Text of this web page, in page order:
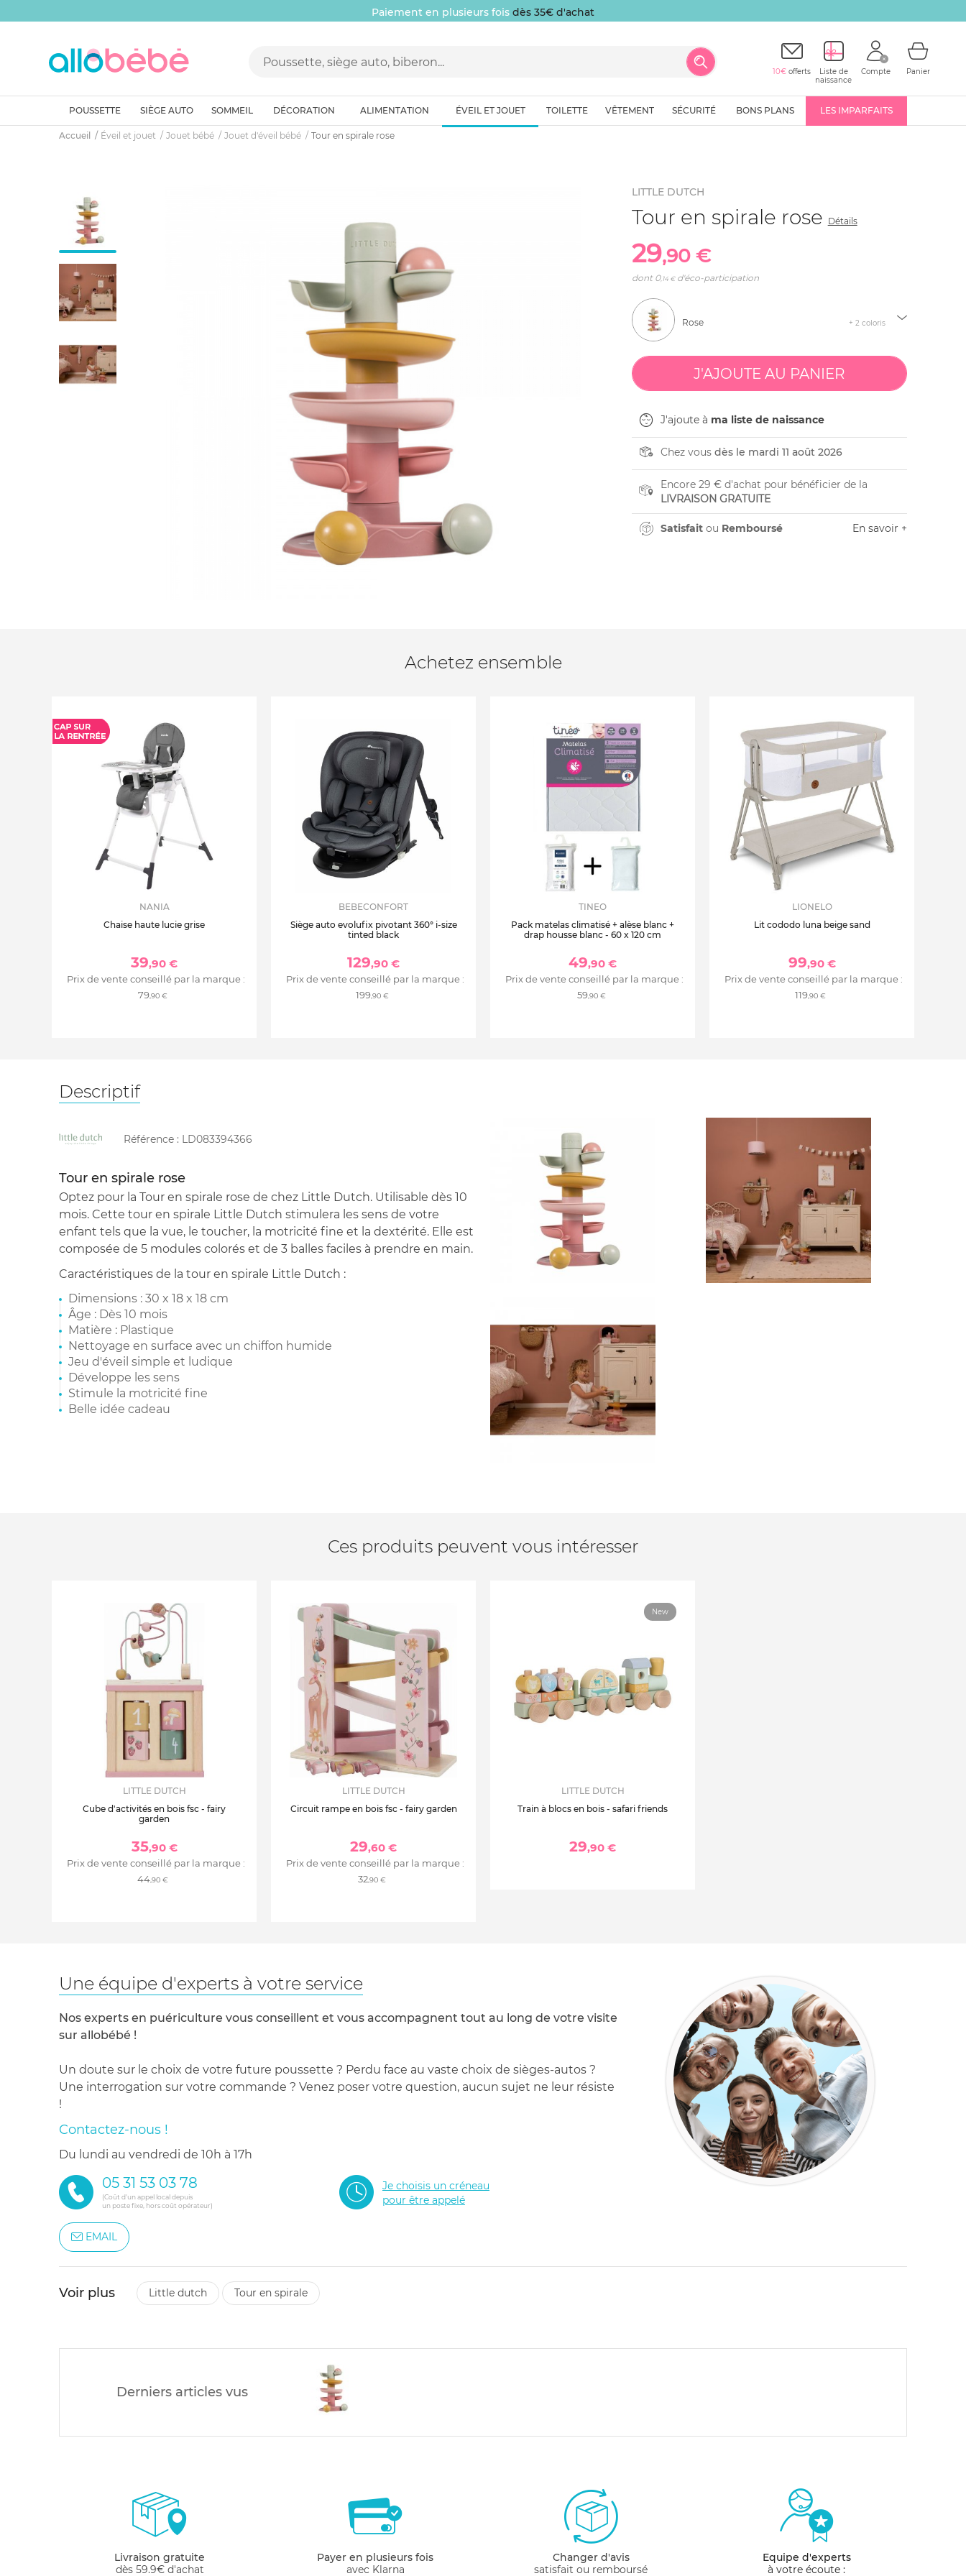
Paiement en plusieurs fois dès 35€ d'achat
10€ offerts
Liste de
naissance
Compte Panier
POUSSETTE SIÈGE AUTO SOMMEIL DÉCORATION ALIMENTATION ÉVEIL ET JOUET TOILETTE VÊTEMENT SÉCURITÉ BONS PLANS LES IMPARFAITS
Accueil Éveil et jouet Jouet bébé Jouet d'éveil bébé Tour en spirale rose
LITTLE DUTCH
Tour en spirale rose Détails
29,90 €
dont 0,14 €d'éco-participation
Rose + 2 coloris
J'ajoute à ma liste de naissance
Chez vous dès le mardi 11 août 2026
Encore 29 € d'achat pour bénéficier de la
LIVRAISON GRATUITE
Satisfaitou Remboursé En savoir +
Achetez ensemble
NANIA
Chaise haute lucie grise
39,90 €
Prix de vente conseillé par la marque :
79,90 €
BEBECONFORT
Siège auto evolufix pivotant 360° i-size
tinted black
129,90 €
Prix de vente conseillé par la marque :
199,90 €
TINEO
Pack matelas climatisé + alèse blanc +
drap housse blanc - 60 x 120 cm
49,90 €
Prix de vente conseillé par la marque :
59,90 €
LIONELO
Lit cododo luna beige sand
99,90 €
Prix de vente conseillé par la marque :
119,90 €
Descriptif
Référence : LD083394366
Tour en spirale rose
Optez pour la Tour en spirale rose de chez Little Dutch. Utilisable dès 10
mois. Cette tour en spirale Little Dutch stimulera les sens de votre
enfant tels que la vue, le toucher, la motricité fine et la dextérité. Elle est
composée de 5 modules colorés et de 3 balles faciles à prendre en main.
Caractéristiques de la tour en spirale Little Dutch :
Dimensions : 30 x 18 x 18 cm
Âge : Dès 10 mois
Matière : Plastique
Nettoyage en surface avec un chiffon humide
Jeu d'éveil simple et ludique
Développe les sens
Stimule la motricité fine
Belle idée cadeau
Ces produits peuvent vous intéresser
LITTLE DUTCH
Cube d'activités en bois fsc - fairy
garden
35,90 €
Prix de vente conseillé par la marque :
44,90 €
LITTLE DUTCH
Circuit rampe en bois fsc - fairy garden
29,60 €
Prix de vente conseillé par la marque :
32,90 €
New
LITTLE DUTCH
Train à blocs en bois - safari friends
29,90 €
Une équipe d'experts à votre service
Nos experts en puériculture vous conseillent et vous accompagnent tout au long de votre visite
sur allobébé !
Un doute sur le choix de votre future poussette ? Perdu face au vaste choix de sièges-autos ?
Une interrogation sur votre commande ? Venez poser votre question, aucun sujet ne leur résiste
!
Contactez-nous !
du lundi au vendredi de 10h à 17h
05 31 53 03 78
(Coût d'un appel local depuis
un poste fixe, hors coût opérateur)
Je choisis un créneau
pour être appelé
EMAIL
Voir plus little dutch tour en spirale
Derniers articles vus
Livraison gratuite
dès 59.9€ d'achat
Payer en plusieurs fois
avec Klarna
Changer d'avis
satisfait ou remboursé
Equipe d'experts
à votre écoute :